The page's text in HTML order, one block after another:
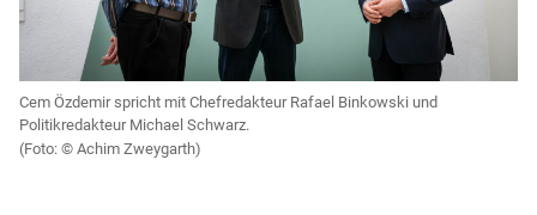
Cem Özdemir spricht mit Chefredakteur Rafael Binkowski und
Politikredakteur Michael Schwarz.
Achim Zweygarth)